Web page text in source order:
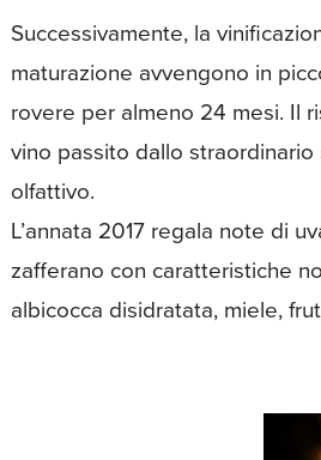
olfattivo.
L’annata 2017 regala note di
zafferano con caratteristiche
albicocca disidratata, miele,